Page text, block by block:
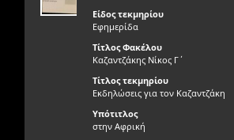
Είδος τεκμηρίου
Εφημερίδα
Τίτλος Φακέλου
Καζαντζάκης Νίκος Γ΄
Τίτλος τεκμηρίου
Εκδηλώσεις για τον Καζαντζάκη
Υπότιτλος
στην Αφρική